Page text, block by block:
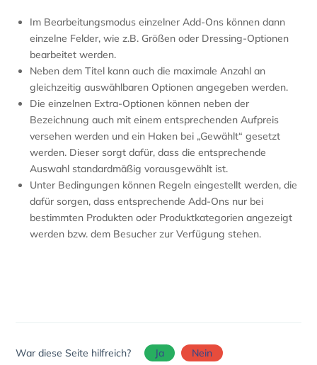
Im Bearbeitungsmodus einzelner Add-Ons können dann
einzelne Felder, wie z.B. Größen oder Dressing-Optionen
bearbeitet werden.
Neben dem Titel kann auch die maximale Anzahl an
gleichzeitig auswählbaren Optionen angegeben werden.
Die einzelnen Extra-Optionen können neben der
Bezeichnung auch mit einem entsprechenden Aufpreis
versehen werden und ein Haken bei „Gewählt“ gesetzt
werden. Dieser sorgt dafür, dass die entsprechende
Auswahl standardmäßig vorausgewählt ist.
Unter Bedingungen können Regeln eingestellt werden, die
dafür sorgen, dass entsprechende Add-Ons nur bei
bestimmten Produkten oder Produktkategorien angezeigt
werden bzw. dem Besucher zur Verfügung stehen.
War diese Seite hilfreich? Ja Nein